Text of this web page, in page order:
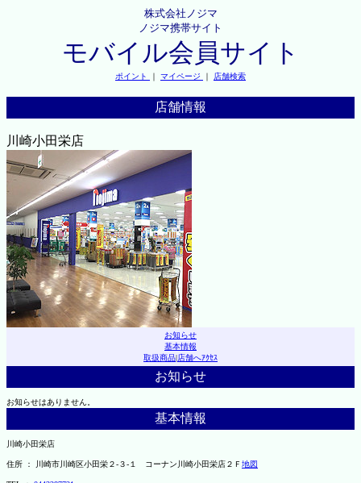
株式会社ノジマ
ノジマ携帯サイト
モバイル会員サイト
ポイント ｜ マイページ ｜ 店舗検索
店舗情報
川崎小田栄店
お知らせ
基本情報
取扱商品|店舗へｱｸｾｽ
お知らせ
お知らせはありません。
基本情報
川崎小田栄店
住所 ： 川崎市川崎区小田栄２‐３‐１ コーナン川崎小田栄店２Ｆ 地図